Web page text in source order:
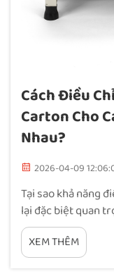
Cách Điều
Carton Cho
Nhau?
2026-04-09
Tại sao khả năng
lại đặc biệt quan
đa kích thước?
chịu áp lực lớn
thùng carton khác
XEM THÊM